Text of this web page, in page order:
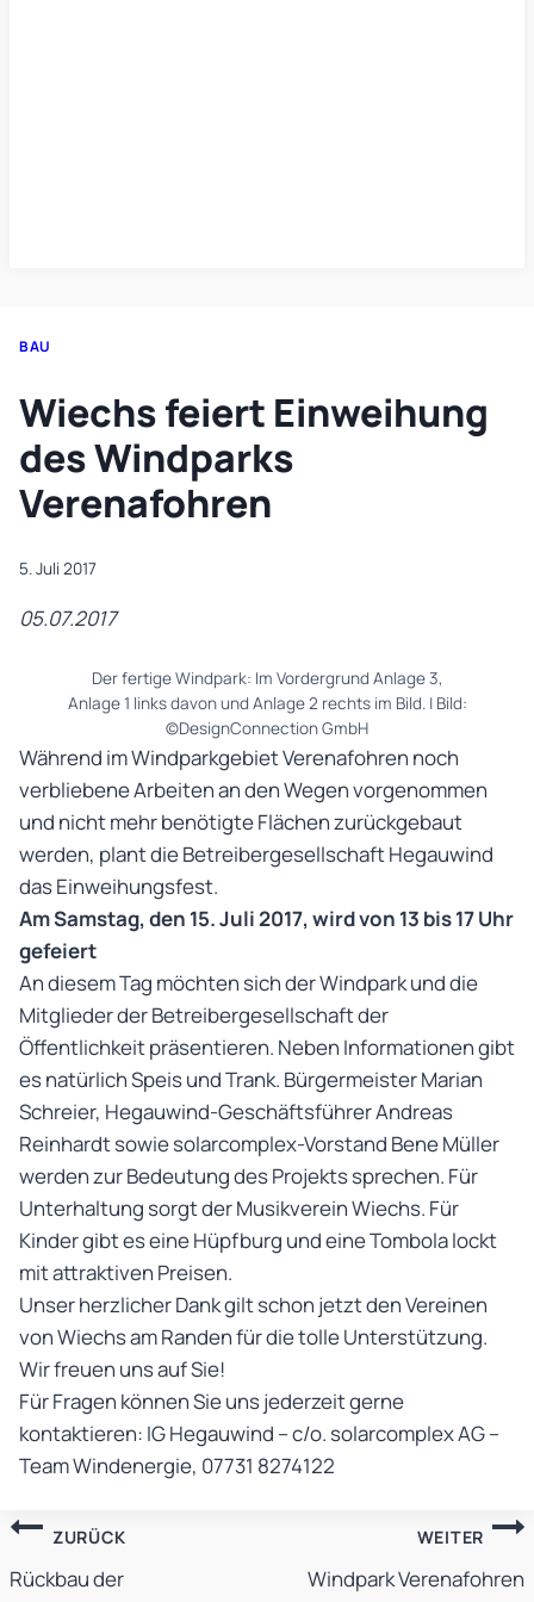
BAU
Wiechs feiert Einweihung
des Windparks
Verenafohren
5. Juli 2017
05.07.2017
Der fertige Windpark: Im Vordergrund Anlage 3,
Anlage 1 links davon und Anlage 2 rechts im Bild. | Bild:
©DesignConnection GmbH
Während im Windparkgebiet Verenafohren noch
verbliebene Arbeiten an den Wegen vorgenommen
und nicht mehr benötigte Flächen zurückgebaut
werden, plant die Betreibergesellschaft Hegauwind
das Einweihungsfest.
Am Samstag, den 15. Juli 2017, wird von 13 bis 17 Uhr
gefeiert
An diesem Tag möchten sich der Windpark und die
Mitglieder der Betreibergesellschaft der
Öffentlichkeit präsentieren. Neben Informationen gibt
es natürlich Speis und Trank. Bürgermeister Marian
Schreier, Hegauwind-Geschäftsführer Andreas
Reinhardt sowie solarcomplex-Vorstand Bene Müller
werden zur Bedeutung des Projekts sprechen. Für
Unterhaltung sorgt der Musikverein Wiechs. Für
Kinder gibt es eine Hüpfburg und eine Tombola lockt
mit attraktiven Preisen.
Unser herzlicher Dank gilt schon jetzt den Vereinen
von Wiechs am Randen für die tolle Unterstützung.
Wir freuen uns auf Sie!
Für Fragen können Sie uns jederzeit gerne
kontaktieren: IG Hegauwind – c/o. solarcomplex AG –
Team Windenergie, 07731 8274122
Beitragsnavigation
ZURÜCK
Rückbau der
WEITER
Windpark Verenafohren